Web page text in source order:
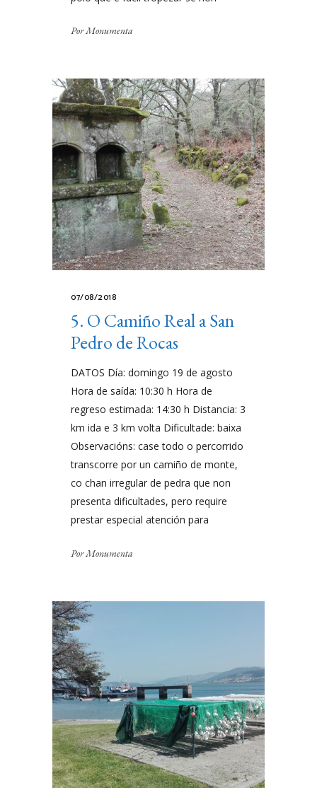
PorMonumenta
07/08/2018
5. O Camiño Real a San
Pedro de Rocas
DATOS Día: domingo 19 de agosto
Hora de saída: 10:30 h Hora de
regreso estimada: 14:30 h Distancia: 3
km ida e 3 km volta Dificultade: baixa
Observacións: case todo o percorrido
transcorre por un camiño de monte,
co chan irregular de pedra que non
presenta dificultades, pero require
prestar especial atención para
PorMonumenta